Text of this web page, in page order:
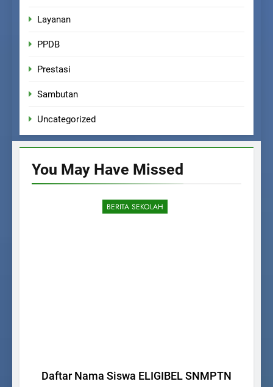
Layanan
PPDB
Prestasi
Sambutan
Uncategorized
You May Have Missed
BERITA SEKOLAH
Daftar Nama Siswa ELIGIBEL SNMPTN